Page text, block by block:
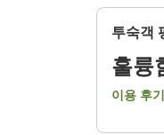
투숙객
훌륭
이용 후기